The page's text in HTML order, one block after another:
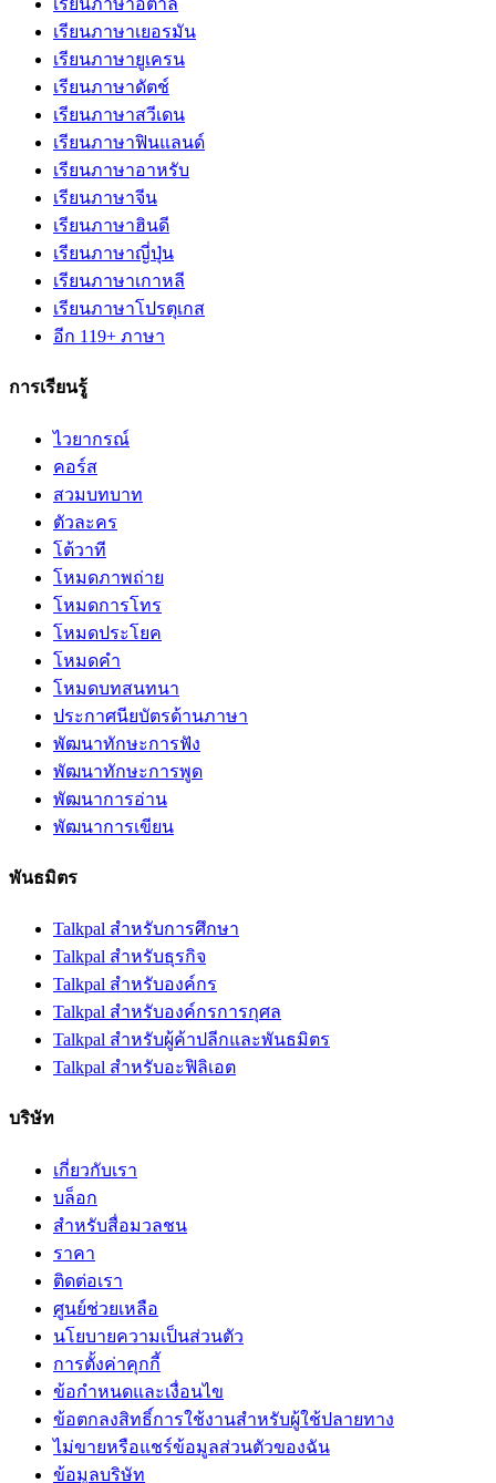
เรียนภาษาอิตาลี
เรียนภาษาเยอรมัน
เรียนภาษายูเครน
เรียนภาษาดัตช์
เรียนภาษาสวีเดน
เรียนภาษาฟินแลนด์
เรียนภาษาอาหรับ
เรียนภาษาจีน
เรียนภาษาฮินดี
เรียนภาษาญี่ปุ่น
เรียนภาษาเกาหลี
เรียนภาษาโปรตุเกส
อีก 119+ ภาษา
การเรียนรู้
ไวยากรณ์
คอร์ส
สวมบทบาท
ตัวละคร
โต้วาที
โหมดภาพถ่าย
โหมดการโทร
โหมดประโยค
โหมดคำ
โหมดบทสนทนา
ประกาศนียบัตรด้านภาษา
พัฒนาทักษะการฟัง
พัฒนาทักษะการพูด
พัฒนาการอ่าน
พัฒนาการเขียน
พันธมิตร
Talkpal สำหรับการศึกษา
Talkpal สำหรับธุรกิจ
Talkpal สำหรับองค์กร
Talkpal สำหรับองค์กรการกุศล
Talkpal สําหรับผู้ค้าปลีกและพันธมิตร
Talkpal สำหรับอะฟิลิเอต
บริษัท
เกี่ยวกับเรา
บล็อก
สำหรับสื่อมวลชน
ราคา
ติดต่อเรา
ศูนย์ช่วยเหลือ
นโยบายความเป็นส่วนตัว
การตั้งค่าคุกกี้
ข้อกำหนดและเงื่อนไข
ข้อตกลงสิทธิ์การใช้งานสำหรับผู้ใช้ปลายทาง
ไม่ขายหรือแชร์ข้อมูลส่วนตัวของฉัน
ข้อมูลบริษัท